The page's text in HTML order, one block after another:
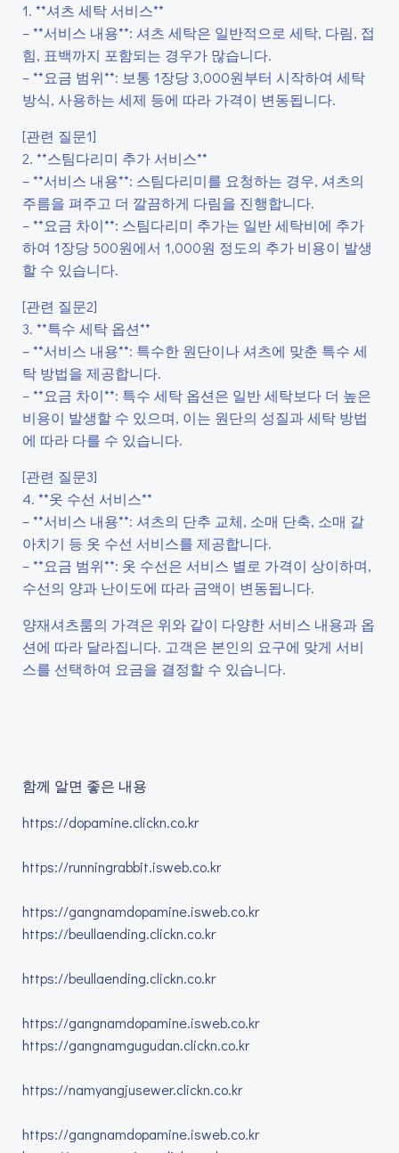
1. **셔츠 세탁 서비스**
– **서비스 내용**: 셔츠 세탁은 일반적으로 세탁, 다림, 접
힘, 표백까지 포함되는 경우가 많습니다.
– **요금 범위**: 보통 1장당 3,000원부터 시작하여 세탁
방식, 사용하는 세제 등에 따라 가격이 변동됩니다.
[관련 질문1]
2. **스팀다리미 추가 서비스**
– **서비스 내용**: 스팀다리미를 요청하는 경우, 셔츠의
주름을 펴주고 더 깔끔하게 다림을 진행합니다.
– **요금 차이**: 스팀다리미 추가는 일반 세탁비에 추가
하여 1장당 500원에서 1,000원 정도의 추가 비용이 발생
할 수 있습니다.
[관련 질문2]
3. **특수 세탁 옵션**
– **서비스 내용**: 특수한 원단이나 셔츠에 맞춘 특수 세
탁 방법을 제공합니다.
– **요금 차이**: 특수 세탁 옵션은 일반 세탁보다 더 높은
비용이 발생할 수 있으며, 이는 원단의 성질과 세탁 방법
에 따라 다를 수 있습니다.
[관련 질문3]
4. **옷 수선 서비스**
– **서비스 내용**: 셔츠의 단추 교체, 소매 단축, 소매 갈
아치기 등 옷 수선 서비스를 제공합니다.
– **요금 범위**: 옷 수선은 서비스 별로 가격이 상이하며,
수선의 양과 난이도에 따라 금액이 변동됩니다.
양재셔츠룸의 가격은 위와 같이 다양한 서비스 내용과 옵
션에 따라 달라집니다. 고객은 본인의 요구에 맞게 서비
스를 선택하여 요금을 결정할 수 있습니다.
함께 알면 좋은 내용
https://dopamine.clickn.co.kr
https://runningrabbit.isweb.co.kr
https://gangnamdopamine.isweb.co.kr
https://beullaending.clickn.co.kr
https://beullaending.clickn.co.kr
https://gangnamdopamine.isweb.co.kr
https://gangnamgugudan.clickn.co.kr
https://namyangjusewer.clickn.co.kr
https://gangnamdopamine.isweb.co.kr